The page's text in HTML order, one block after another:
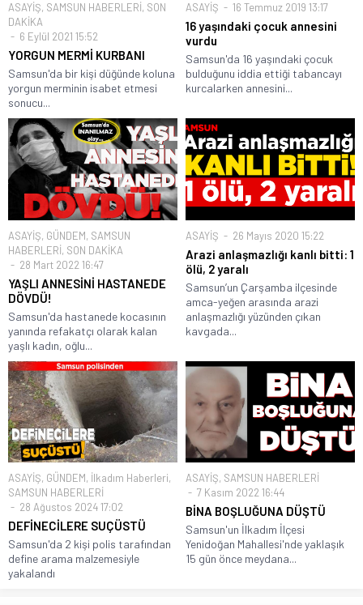
ASAYİŞ, SAMSUN HABERLERİ, SON
DAKİKA
6 Eylül 2021 15:52
YORGUN MERMİ KURBANI
Samsun'da bir kişi düğünde koluna
yorgun merminin isabet etmesi
sonucu...
ASAYİŞ 16 Temmuz 2019 13:17
16 yaşındaki çocuk annesini
vurdu
Samsun'da 16 yaşındaki çocuk
bulduğunu iddia ettiği tabancayı
kurcalarken annesini...
ASAYİŞ, GÜNDEM, SAMSUN
HABERLERİ, SON DAKİKA
28 Mart 2022 16:47
YAŞLI ANNESİNİ HASTANEDE
DÖVDÜ!
Samsun'da hastanede kocasının
yanında refakatçı olarak kalan
yaşlı kadın, oğlu...
ASAYİŞ 26 Mayıs 2020 15:22
Arazi anlaşmazlığı kanlı bitti: 1
ölü, 2 yaralı
Samsun’un Çarşamba ilçesinde
amca-yeğen arasında arazi
anlaşmazlığı yüzünden çıkan
kavgada...
ASAYİŞ, GÜNDEM, İlkadım Haberleri,
SAMSUN HABERLERİ
28 Ağustos 2024 17:02
DEFİNECİLERE SUÇÜSTÜ
Samsun'da 2 kişi polis tarafından
define arama malzemesiyle
yakalandı
ASAYİŞ, SAMSUN HABERLERİ
7 Kasım 2022 16:44
BİNA BOŞLUĞUNA DÜŞTÜ
Samsun'un İlkadım İlçesi
Yenidoğan Mahallesi'nde yaklaşık
15 gün önce meydana...